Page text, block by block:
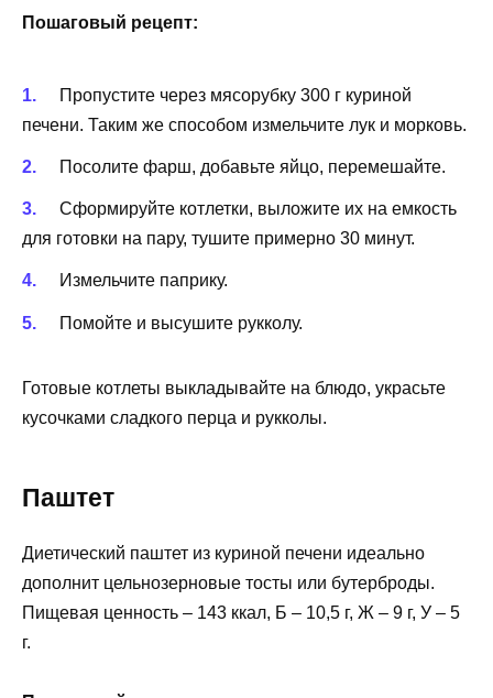
Пошаговый рецепт:
Пропустите через мясорубку 300 г куриной
печени. Таким же способом измельчите лук и морковь.
Посолите фарш, добавьте яйцо, перемешайте.
Сформируйте котлетки, выложите их на емкость
для готовки на пару, тушите примерно 30 минут.
Измельчите паприку.
Помойте и высушите рукколу.
Готовые котлеты выкладывайте на блюдо, украсьте
кусочками сладкого перца и рукколы.
Паштет
Диетический паштет из куриной печени идеально
дополнит цельнозерновые тосты или бутерброды.
Пищевая ценность – 143 ккал, Б – 10,5 г, Ж – 9 г, У – 5
г.